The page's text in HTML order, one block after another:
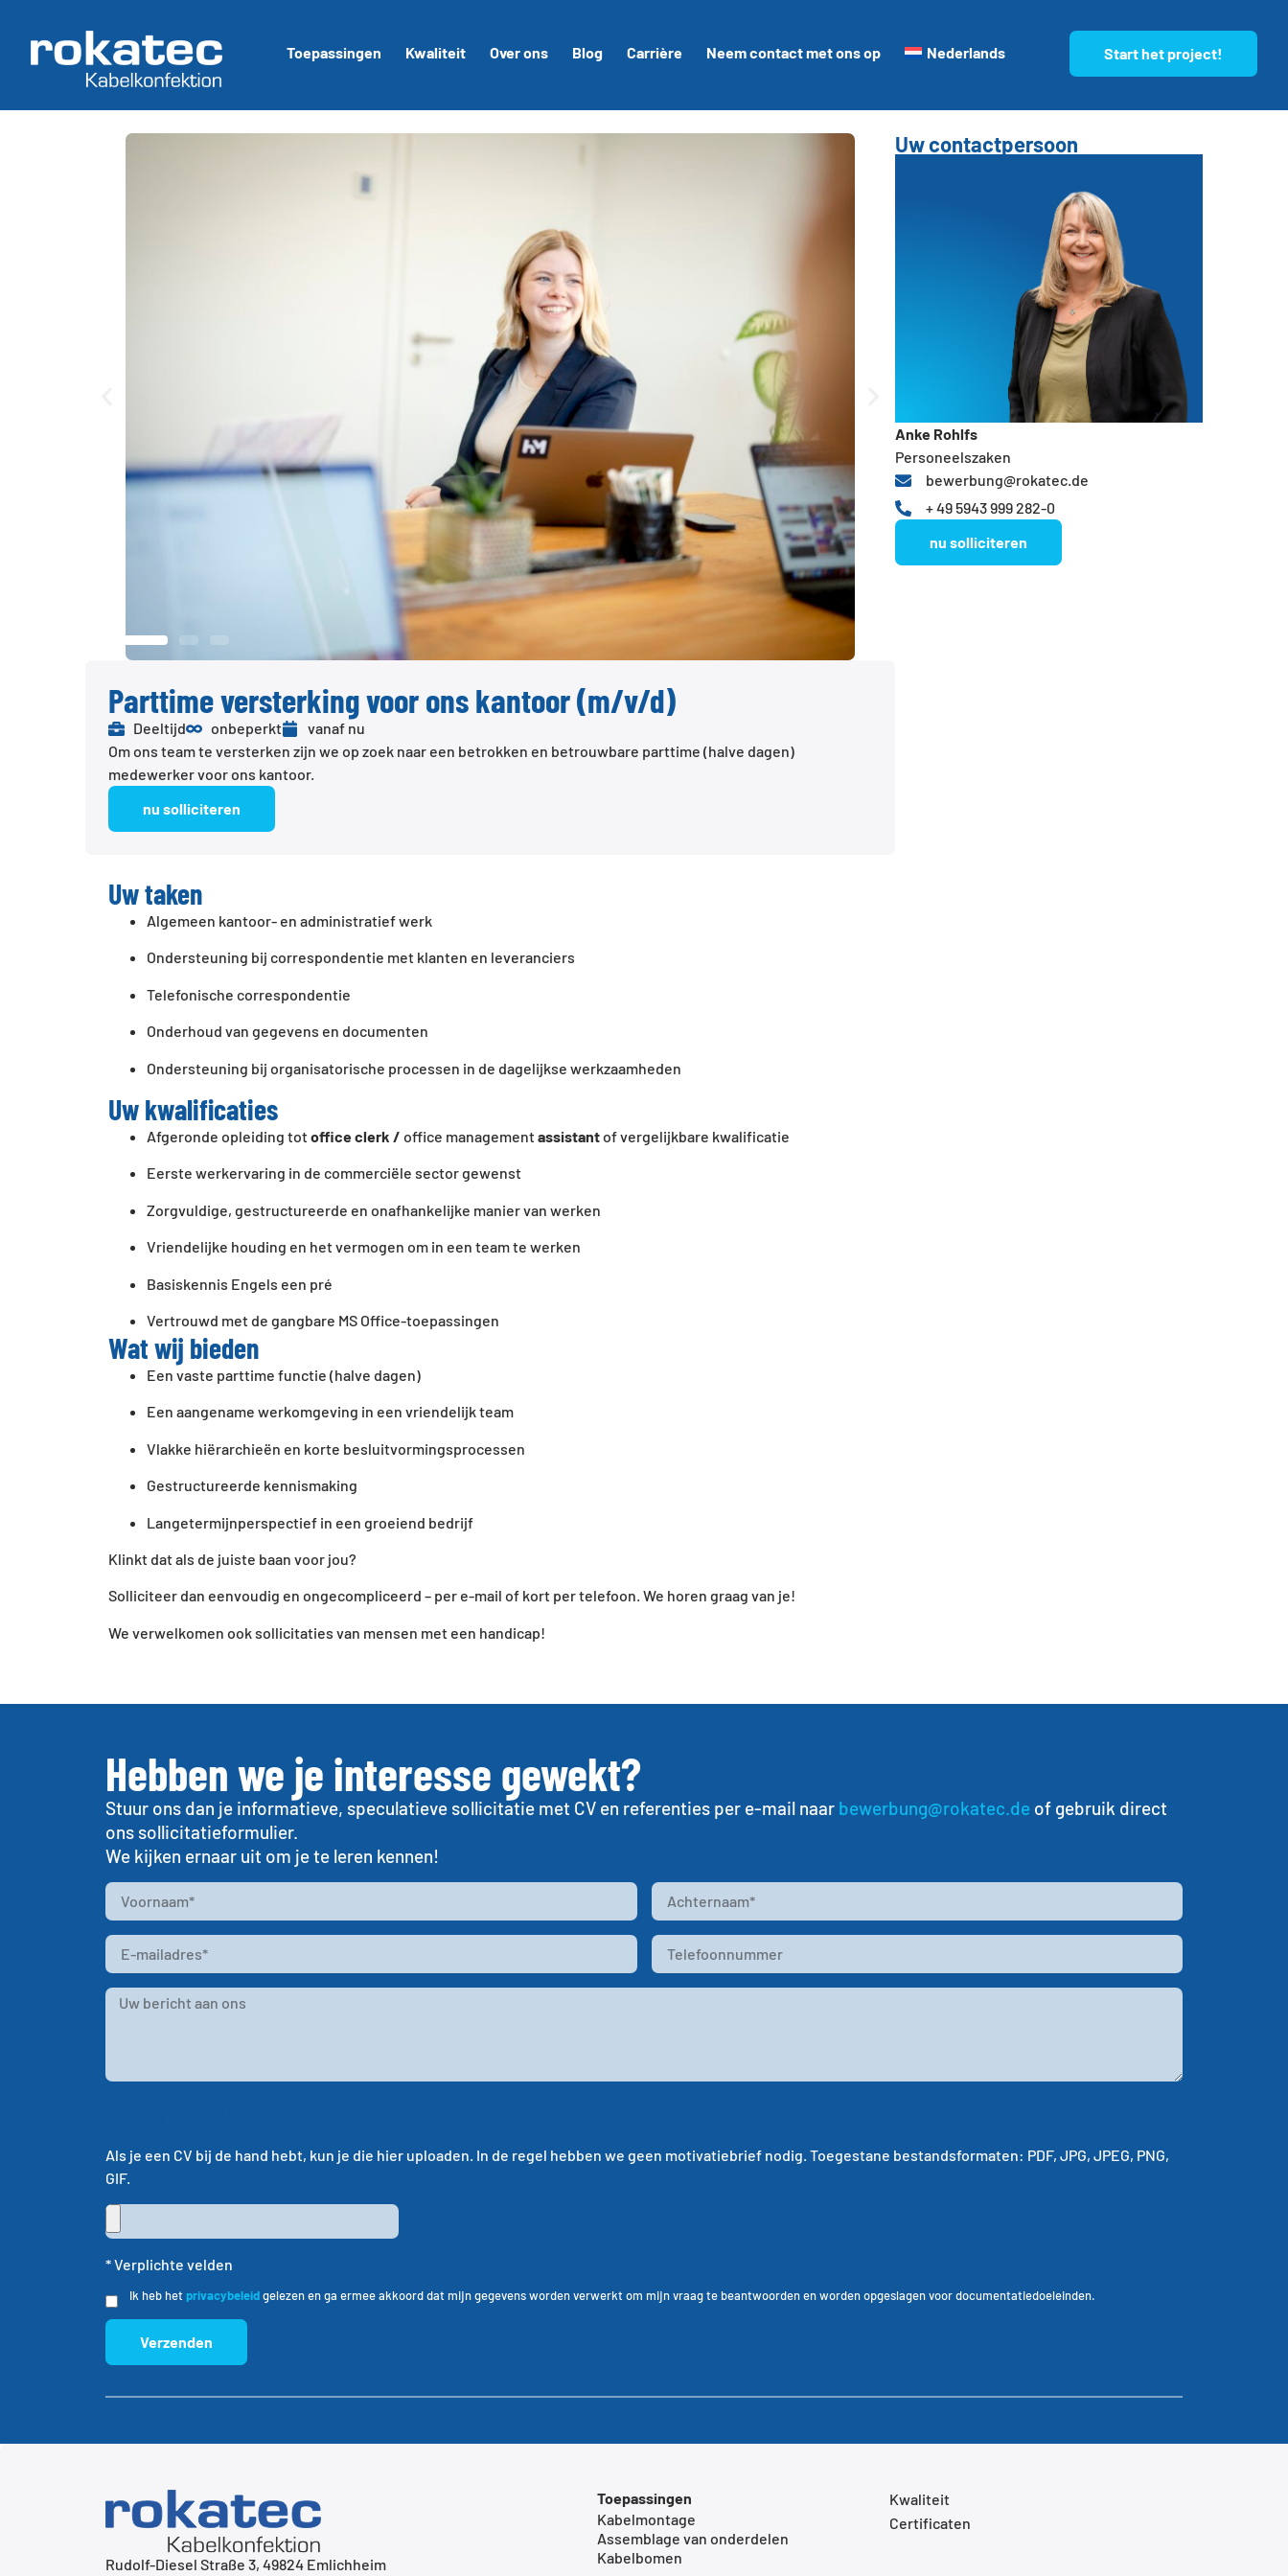
Toepassingen Kwaliteit Over ons Blog Carrière Neem contact met ons op Nederlands Start het project!
Uw contactpersoon
Anke Rohlfs
Personeelszaken
bewerbung@rokatec.de
+ 49 5943 999 282-0
nu solliciteren
Parttime versterking voor ons kantoor (m/v/d)
Deeltijd onbeperkt
vanaf nu
Om ons team te versterken zijn we op zoek naar een betrokken en betrouwbare parttime (halve dagen)
medewerker voor ons kantoor.
nu solliciteren
Uw taken
Algemeen kantoor- en administratief werk
Ondersteuning bij correspondentie met klanten en leveranciers
Telefonische correspondentie
Onderhoud van gegevens en documenten
Ondersteuning bij organisatorische processen in de dagelijkse werkzaamheden
Uw kwalificaties
Afgeronde opleiding totoffice clerk / office managementassistantof vergelijkbare kwalificatie
Eerste werkervaring in de commerciële sector gewenst
Zorgvuldige, gestructureerde en onafhankelijke manier van werken
Vriendelijke houding en het vermogen om in een team te werken
Basiskennis Engels een pré
Vertrouwd met de gangbare MS Office-toepassingen
Wat wij bieden
Een vaste parttime functie (halve dagen)
Een aangename werkomgeving in een vriendelijk team
Vlakke hiërarchieën en korte besluitvormingsprocessen
Gestructureerde kennismaking
Langetermijnperspectief in een groeiend bedrijf
Klinkt dat als de juiste baan voor jou?
Solliciteer dan eenvoudig en ongecompliceerd – per e-mail of kort per telefoon. We horen graag van je!
We verwelkomen ook sollicitaties van mensen met een handicap!
Hebben we je interesse gewekt?
Stuur ons dan je informatieve, speculatieve sollicitatie met CV en referenties per e-mail naar bewerbung@rokatec.de of gebruik direct
ons sollicitatieformulier.
We kijken ernaar uit om je te leren kennen!
Als je een CV bij de hand hebt, kun je die hier uploaden. In de regel hebben we geen motivatiebrief nodig. Toegestane bestandsformaten: PDF, JPG, JPEG, PNG,
GIF.
* Verplichte velden
Ik heb hetprivacybeleidgelezen en ga ermee akkoord dat mijn gegevens worden verwerkt om mijn vraag te beantwoorden en worden opgeslagen voor documentatiedoeleinden.
Verzenden
Rudolf-Diesel Straße 3, 49824 Emlichheim
Toepassingen
Kabelmontage
Assemblage van onderdelen
Kabelbomen
Kwaliteit
Certificaten